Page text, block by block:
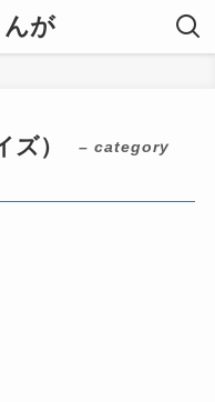
が
）
– category